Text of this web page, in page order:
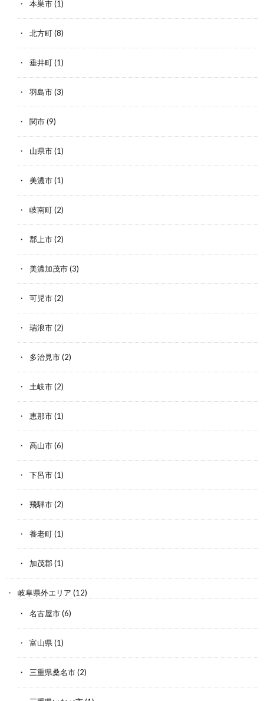
本巣市(1)
北方町(8)
垂井町(1)
羽島市(3)
関市(9)
山県市(1)
美濃市(1)
岐南町(2)
郡上市(2)
美濃加茂市(3)
可児市(2)
瑞浪市(2)
多治見市(2)
土岐市(2)
恵那市(1)
高山市(6)
下呂市(1)
飛騨市(2)
養老町(1)
加茂郡(1)
岐阜県外エリア (12)
名古屋市(6)
富山県(1)
三重県桑名市(2)